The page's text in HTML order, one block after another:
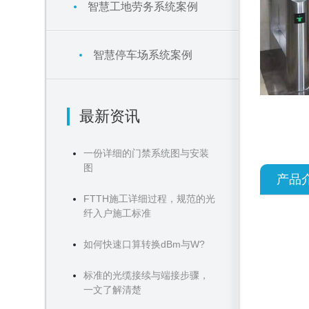
智慧工地劳务系统案例
智慧停车场系统案例
最新资讯
一份详细的门禁系统图与安装
图
FTTH施工详细过程，规范的光
纤入户施工标准
如何快速口算转换dBm与W?
标准的光缆接续与端接步骤，
一文了解清楚
产品